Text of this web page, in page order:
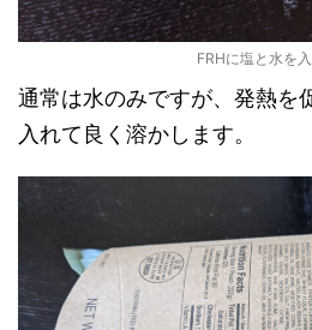
FRHに塩と水を
通常は水のみですが、発熱を
入れて良く溶かします。